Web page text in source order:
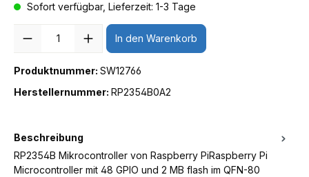
Sofort verfügbar, Lieferzeit: 1-3 Tage
In den Warenkorb
Produktnummer: SW12766
Herstellernummer: RP2354B0A2
Beschreibung
RP2354B Mikrocontroller von Raspberry PiRaspberry Pi
Microcontroller mit 48 GPIO und 2 MB flash im QFN-80